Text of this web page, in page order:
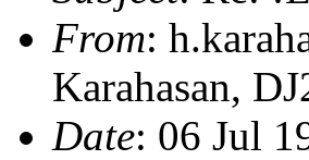
From:
Karahasan,
Date: 06 Jul